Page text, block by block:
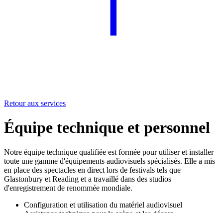
Retour aux services
Équipe technique et personnel
Notre équipe technique qualifiée est formée pour utiliser et installer
toute une gamme d'équipements audiovisuels spécialisés. Elle a mis
en place des spectacles en direct lors de festivals tels que
Glastonbury et Reading et a travaillé dans des studios
d'enregistrement de renommée mondiale.
Configuration et utilisation du matériel audiovisuel